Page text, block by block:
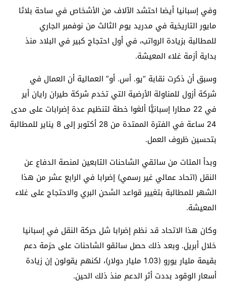
وفي إسبانيا أيضا احتشد الآلاف من الأشخاص في ساحة بلاثا
مايور التاريخية في مدريد يوم الثالث من نوفمبر الجاري
للمطالبة بزيادة الرواتب، في أول احتجاج كبير في البلاد منذ
بداية أزمة غلاء المعيشة.
وسبق أن ذكرت نقابة “يو. أس. أو” العمالية أن العمال في
شركة أزول للمناولة الأرضية التي تخدم شركة طيران رايان أير
في 22 مطارا إسبانيًّا ألغوا خطة لتنظيم عدة إضرابات على مدى
24 ساعة في الفترة الممتدة من 28 أكتوبر إلى 8 يناير للمطالبة
بتحسين ظروف العمل.
وبدأ المئات من سائقي الشاحنات التابعين لمنصة الدفاع عن
النقل (اتحاد عمالي غير رسمي) إضرابا في الرابع عشر من هذا
الشهر للمطالبة بتغيير قواعد الشحن البري والاحتجاج على غلاء
المعيشة.
وكان هذا الاتحاد قد نظم إضرابا شل حركة النقل في إسبانيا
خلال أبريل. وبعد ذلك حصل سائقو الشاحنات على حزمة دعم
بقيمة مليار يورو (1.03 مليار دولار)، لكنهم يقولون إن زيادة
أسعار الوقود بددت أثر الدعم منذ ذلك الحين.